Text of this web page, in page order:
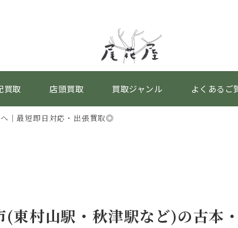
買取 店頭買取 買取ジャンル よくあるご
｜最短即日対応・出張買取◎
(東村山駅・秋津駅など)の古本